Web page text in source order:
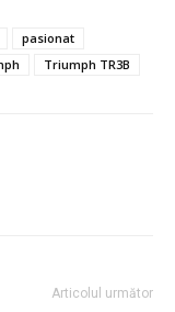
pasionat
Triumph TR3B
Articolul următor